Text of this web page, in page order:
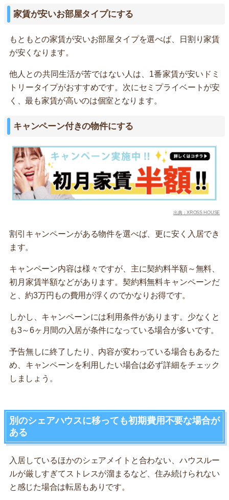
家賃が安いお部屋タイプにする
もともとの家賃が安いお部屋タイプを選べば、日割り家賃
が安くなります。
他人との共同生活が苦ではない人は、1番家賃が安いドミ
トリータイプがおすすめです。次にセミプライベートが安
く、最も家賃が高いのは個室となります。
キャンペーン付きの物件にする
出典：XROSS HOUSE
割引キャンペーンがある物件を選べば、更に安く入居でき
ます。
キャンペーン内容は様々ですが、主に契約料半額～無料、
初月家賃半額などがあります。契約料無料キャンペーンだ
と、約3万円もの費用が浮くのでかなりお得です。
しかし、キャンペーンには利用条件があります。少なくと
も3～6ヶ月間の入居が条件になっている場合が多いです。
予告無しに終了したり、内容が変わっている場合もあるた
め、キャンペーンを利用したい場合は必ず詳細をチェック
しましょう。
別のシェアハウスに移っても初期費用不要な場合が
ある
入居しているほかのシェアメイトと合わない、ハウスルー
ルが厳しすぎてストレスが溜まるなど、住み続けられない
と感じた場合は転居もありです。